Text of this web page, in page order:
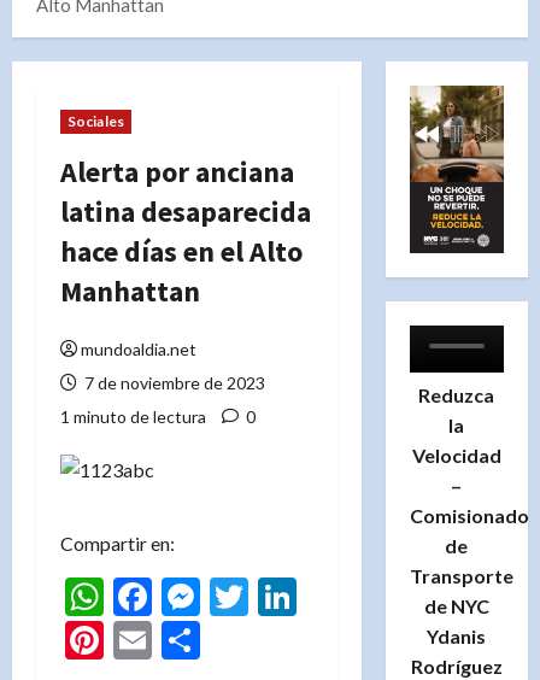
Alto Manhattan
Sociales
Alerta por anciana
latina desaparecida
hace días en el Alto
Manhattan
mundoaldia.net
7 de noviembre de 2023
1 minuto de lectura
0
Compartir en:
WhatsApp
Facebook
Messenger
TwitterLinkedIn
Pinterest
Email
Reduzca
la
Velocidad
–
Comisionado
de
Transporte
de NYC
Ydanis
Rodríguez